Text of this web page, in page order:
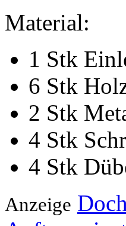
Material:
1 Stk
6 Stk
2 Stk
4 Stk
4 Stk
Anzeige